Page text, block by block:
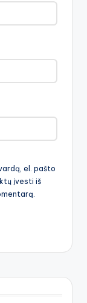
el. pašto
įvesti iš